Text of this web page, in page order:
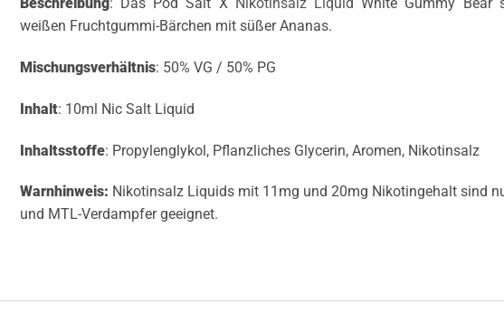
weißen Fruchtgummi-Bärchen mit süßer Ananas.
Mischungsverhältnis: 50% VG / 50% PG
Inhalt: 10ml Nic Salt Liquid
Inhaltsstoffe: Propylenglykol, Pflanzliches Glycerin, Aromen, Nikotinsalz
Warnhinweis: Nikotinsalz Liquids mit 11mg und 20mg Nikotingehalt sind
und MTL-Verdampfer geeignet.